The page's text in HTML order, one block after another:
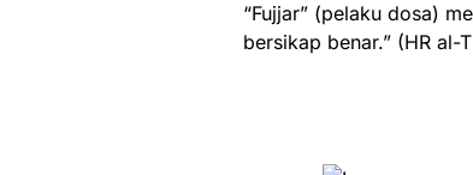
“Fujjar” (pelaku dosa)
bersikap benar.” (HR al-